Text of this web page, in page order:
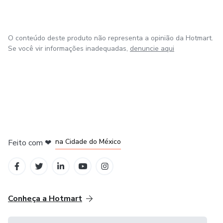
O conteúdo deste produto não representa a opinião da Hotmart.
Se você vir informações inadequadas, denuncie aqui
Feito com ❤ na Cidade do México
Conheça a Hotmart